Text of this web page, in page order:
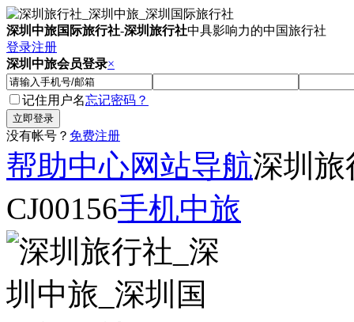
深圳中旅国际旅行社-深圳旅行社中具影响力的中国旅行社
登录注册
深圳中旅会员登录×
记住用户名忘记密码？
没有帐号？ 免费注册
帮助中心网站导航深圳旅
CJ00156手机中旅